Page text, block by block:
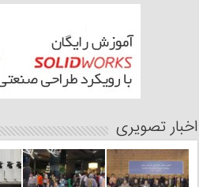
اخبار تصویری